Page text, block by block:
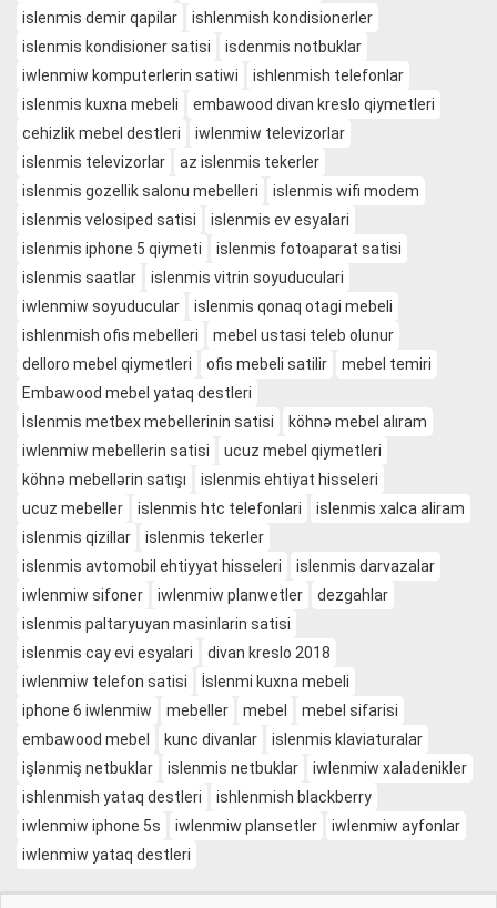
islenmis demir qapilar
ishlenmish kondisionerler
islenmis kondisioner satisi
isdenmis notbuklar
iwlenmiw komputerlerin satiwi
ishlenmish telefonlar
islenmis kuxna mebeli
embawood divan kreslo qiymetleri
cehizlik mebel destleri
iwlenmiw televizorlar
islenmis televizorlar
az islenmis tekerler
islenmis gozellik salonu mebelleri
islenmis wifi modem
islenmis velosiped satisi
islenmis ev esyalari
islenmis iphone 5 qiymeti
islenmis fotoaparat satisi
islenmis saatlar
islenmis vitrin soyuduculari
iwlenmiw soyuducular
islenmis qonaq otagi mebeli
ishlenmish ofis mebelleri
mebel ustasi teleb olunur
delloro mebel qiymetleri
ofis mebeli satilir
mebel temiri
Embawood mebel yataq destleri
İslenmis metbex mebellerinin satisi
köhnə mebel alıram
iwlenmiw mebellerin satisi
ucuz mebel qiymetleri
köhnə mebellərin satışı
islenmis ehtiyat hisseleri
ucuz mebeller
islenmis htc telefonlari
islenmis xalca aliram
islenmis qizillar
islenmis tekerler
islenmis avtomobil ehtiyyat hisseleri
islenmis darvazalar
iwlenmiw sifoner
iwlenmiw planwetler
dezgahlar
islenmis paltaryuyan masinlarin satisi
islenmis cay evi esyalari
divan kreslo 2018
iwlenmiw telefon satisi
İslenmi kuxna mebeli
iphone 6 iwlenmiw
mebeller mebel
mebel sifarisi
embawood mebel
kunc divanlar
islenmis klaviaturalar
işlənmiş netbuklar
islenmis netbuklar
iwlenmiw xaladenikler
ishlenmish yataq destleri
ishlenmish blackberry
iwlenmiw iphone 5s
iwlenmiw plansetler
iwlenmiw ayfonlar
iwlenmiw yataq destleri